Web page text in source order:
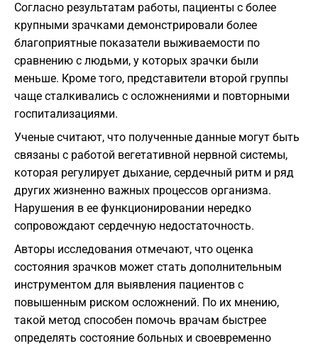
Согласно результатам работы, пациенты с более
крупными зрачками демонстрировали более
благоприятные показатели выживаемости по
сравнению с людьми, у которых зрачки были
меньше. Кроме того, представители второй группы
чаще сталкивались с осложнениями и повторными
госпитализациями.
Ученые считают, что полученные данные могут быть
связаны с работой вегетативной нервной системы,
которая регулирует дыхание, сердечный ритм и ряд
других жизненно важных процессов организма.
Нарушения в ее функционировании нередко
сопровождают сердечную недостаточность.
Авторы исследования отмечают, что оценка
состояния зрачков может стать дополнительным
инструментом для выявления пациентов с
повышенным риском осложнений. По их мнению,
такой метод способен помочь врачам быстрее
определять состояние больных и своевременно